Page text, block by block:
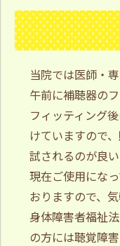
当院では医師・
午前に補聴器の
フィッティング
けていますので
試されるのが良い
現在ご使用にな
おりますので、
身体障害者福祉
の方には聴覚障